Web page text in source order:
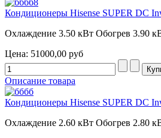
Кондиционеры Hisense SUPER DC
Охлаждение 3.50 кВт Обогрев 3.90
Цена: 51000,00 руб
Описание товара
Кондиционеры Hisense SUPER DC
Охлаждение 2.60 кВт Обогрев 2.80